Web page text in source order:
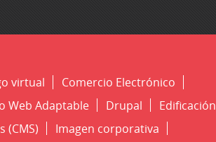
virtual
Comercio Electrónico
Web Adaptable Drupal
Edificación
(CMS)
Imagen corporativa